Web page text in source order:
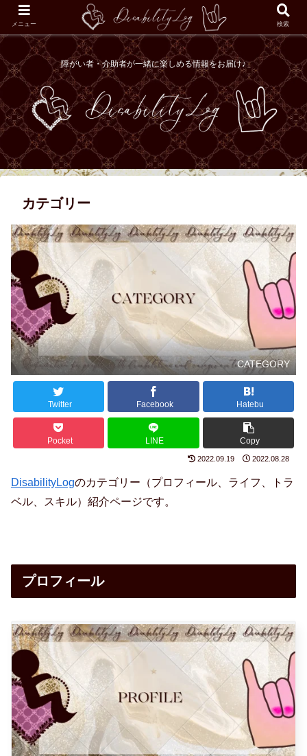
障がい者・介助者が一緒に楽しめる情報をお届け♪
カテゴリー
CATEGORY
Twitter Facebook Hatebu
Pocket LINE Copy
2022.09.19 2022.08.28
DisabilityLogのカテゴリー（プロフィール、ライフ、トラ
ベル、スキル）紹介ページです。
プロフィール
メニュー 検索